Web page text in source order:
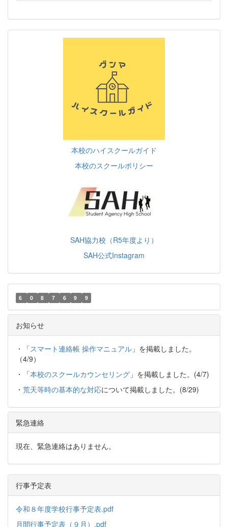
本校のハイスクールガイド
本校のスクールポリシー
SAH協力校（R5年度より）
SAH公式Instagram
6 0 8 7 6 9 9
お知らせ
・「スマート連絡帳 操作マニュアル 」を掲載しました。
（4/9）
・「本校のスクールカウンセリング 」を掲載しました。(4/7)
・ 荒天等時の基本的な対応について掲載しました。(8/29)
緊急連絡
現在、緊急連絡はありません。
行事予定表
令和８年度学校行事予定表.pdf
月間行事予定表（９月）.pdf